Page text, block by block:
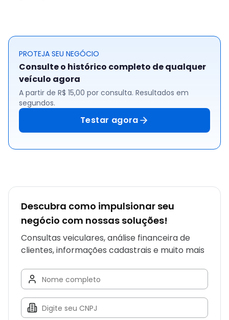
PROTEJA SEU NEGÓCIO
Consulte o histórico completo de qualquer
veículo agora
A partir de R$ 15,00 por consulta. Resultados em
segundos.
Testar agora
Descubra como impulsionar seu
negócio com nossas soluções!
Consultas veiculares, análise financeira de
clientes, informações cadastrais e muito mais